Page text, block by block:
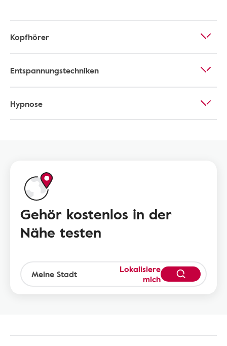
Kopfhörer
Entspannungstechniken
Hypnose
Gehör kostenlos in der
Nähe testen
Lokalisiere
mich